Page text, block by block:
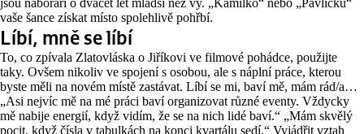
jsou naboráři o dvacet let mladší než vy. „Kamilko“ nebo „Pavlíčku“
vaše šance získat místo spolehlivě pohřbí.
Líbí, mně se líbí
To, co zpívala Zlatovláska o Jiříkovi ve filmové pohádce, použijte
taky. Ovšem nikoliv ve spojení s osobou, ale s náplní práce, kterou
byste měli na novém místě zastávat. Líbí se mi, baví mě, mám rád/a…
„Asi nejvíc mě na mé práci baví organizovat různé eventy. Vždycky
mě nabije energií, když vidím, že se na nich lidé baví.“ „Mám skvělý
pocit, když čísla v tabulkách na konci kvartálu sedí.“ Vyjádřit vztah